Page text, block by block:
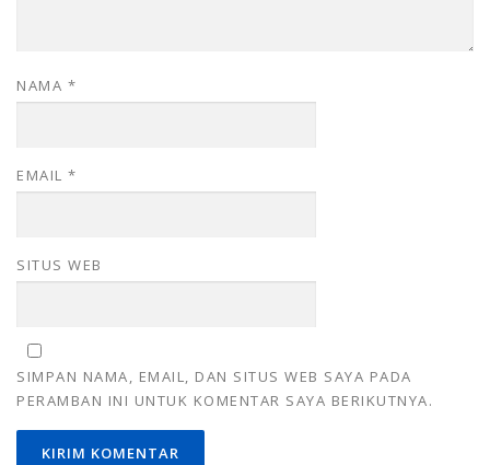
NAMA *
EMAIL *
SITUS WEB
SIMPAN NAMA, EMAIL, DAN SITUS WEB SAYA PADA
PERAMBAN INI UNTUK KOMENTAR SAYA BERIKUTNYA.